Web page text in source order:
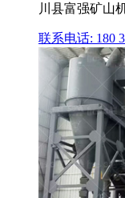
川县富强矿山
联系电话: 180